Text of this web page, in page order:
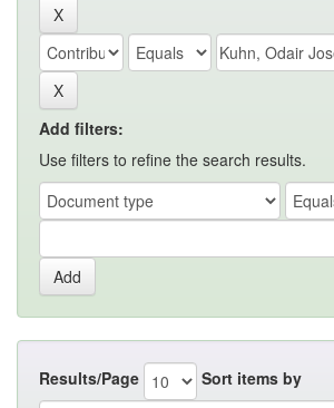
Add filters:
Use filters to refine the search results.
Results/Page Sort items by